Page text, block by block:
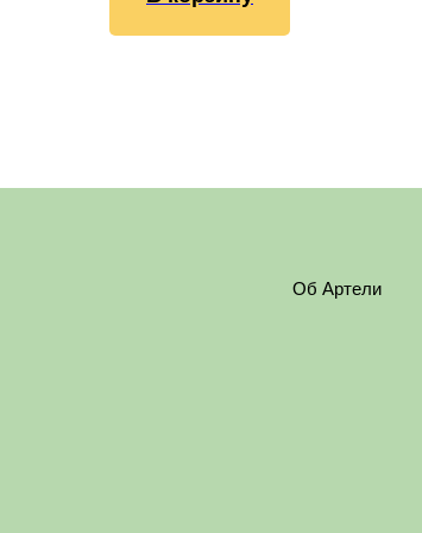
Об Артели